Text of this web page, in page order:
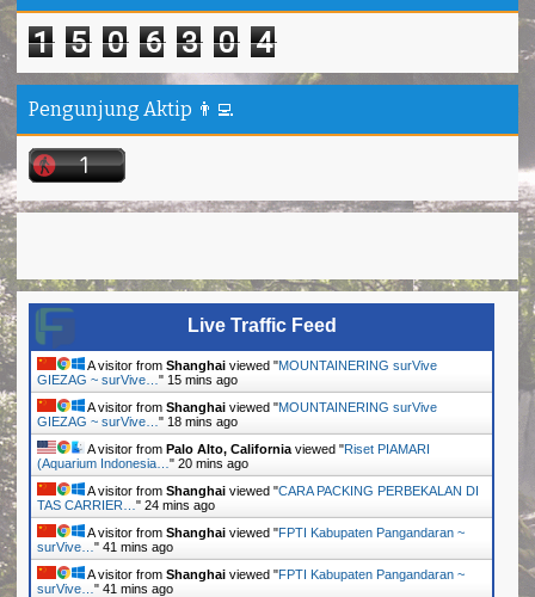
1 5 0 6 3 0 4
Pengunjung Aktip 👨‍💻
Live Traffic Feed
A visitor from Shanghai viewed "MOUNTAINERING surVive
GIEZAG ~ surVive… " 15 mins ago
A visitor from Shanghai viewed "MOUNTAINERING surVive
GIEZAG ~ surVive… " 18 mins ago
A visitor from Palo Alto, California viewed "Riset PIAMARI
(Aquarium Indonesia… " 20 mins ago
A visitor from Shanghai viewed "CARA PACKING PERBEKALAN DI
TAS CARRIER… " 24 mins ago
A visitor from Shanghai viewed "FPTI Kabupaten Pangandaran ~
surVive… " 41 mins ago
A visitor from Shanghai viewed "FPTI Kabupaten Pangandaran ~
surVive… " 41 mins ago